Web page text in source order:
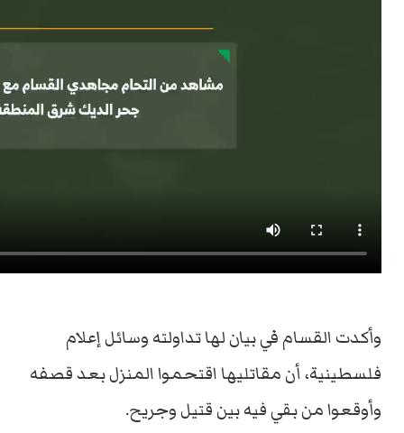
وأكدت القسام في بيان لها تداولته وسائل إعلام
فلسطينية، أن مقاتليها اقتحموا المنزل بعد قصفه
وأوقعوا من بقي فيه بين قتيل وجريح.